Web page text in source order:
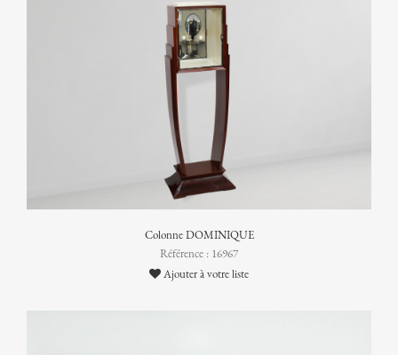
Colonne DOMINIQUE
Référence : 16967
Ajouter à votre liste